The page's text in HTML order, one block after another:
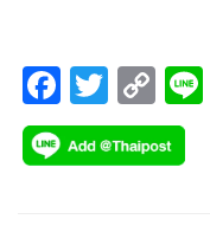
F
ac
e
T
wi
tt
C
o
p